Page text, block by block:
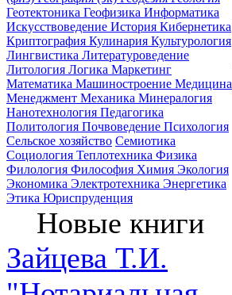
Геотектоника Геофизика Информатика
Искусствоведение История Кибернетика
Криптография Кулинария Культурология
Лингвистика Литературоведение
Литология Логика Маркетинг
Математика Машиностроение Медицина
Менеджмент Механика Минералогия
Нанотехнология Педагогика
Политология Почвоведение Психология
Сельское хозяйство Семиотика
Социология Теплотехника Физика
Филология Философия Химия Экология
Экономика Электротехника Энергетика
Этика Юриспруденция
Новые книги
Зайцева Т.И.